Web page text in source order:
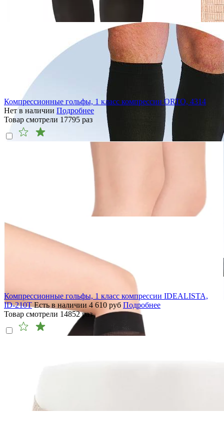
Компрессионные гольфы, 1 класс компрессии ORTO, 4314
Нет в наличии Подробнее
Товар смотрели 17795 раз
Компрессионные гольфы, 1 класс компрессии IDEALISTA,
ID-210T Есть в наличии 4 610 руб Подробнее
Товар смотрели 14852раз